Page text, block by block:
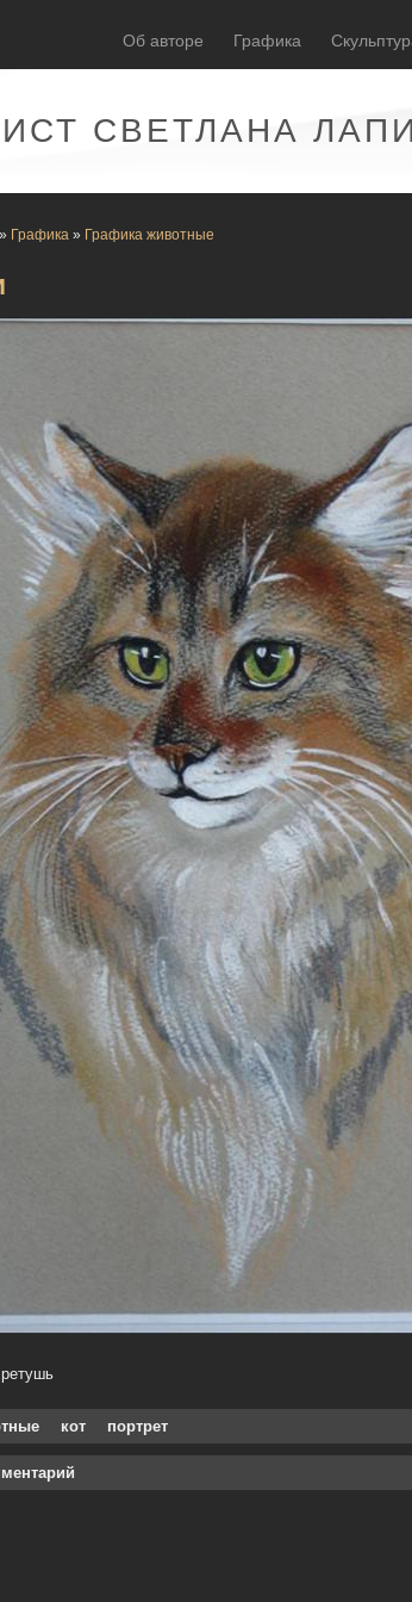
Об авторе Графика
СВЕТЛАНА
» Графика » Графика животные
кот портрет